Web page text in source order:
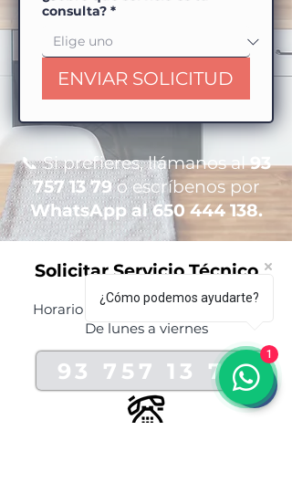
consulta? *
ENVIAR SOLICITUD
📞 Si prefieres, llámanos al93
757 13 79o escríbenos por
WhatsApp al650 444 138.
Solicitar Servicio Técnico
Horario de atención 08:00 a 19:00
De lunes a viernes
93 757 13 79
¿Cómo podemos ayudarte?
1